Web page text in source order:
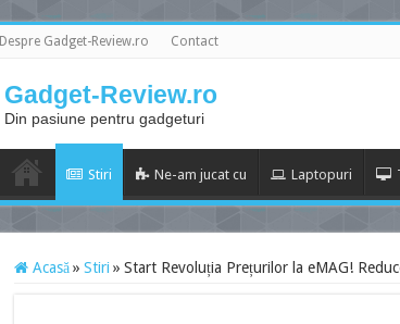
Despre Gadget-Review.ro Contact
Gadget-Review.ro
Din pasiune pentru gadgeturi
Stiri Ne-am jucat cu Laptopuri
Acasă » Stiri » Start Revoluția Prețurilor la eMAG!